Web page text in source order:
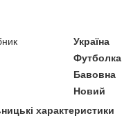
Україна
Футболка
Бавовна
Новий
характеристики